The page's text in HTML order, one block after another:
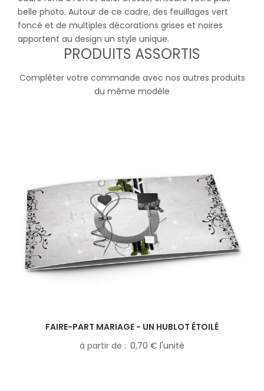
belle photo. Autour de ce cadre, des feuillages vert
foncé et de multiples décorations grises et noires
apportent au design un style unique.
PRODUITS ASSORTIS
Compléter votre commande avec nos autres produits
du même modèle
FAIRE-PART MARIAGE - UN HUBLOT ÉTOILÉ
à partir de
0,70 € l'unité